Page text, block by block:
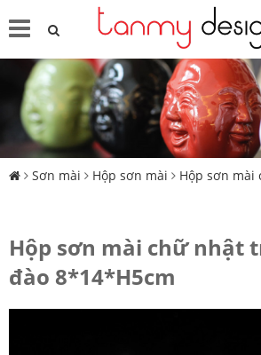
Sơn mài Hộp sơn mài Hộp sơn mài
Hộp sơn mài chữ nhật
đào 8*14*H5cm